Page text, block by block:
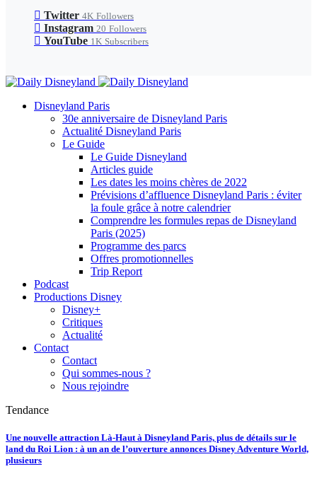
Twitter 4K Followers
Instagram 20 Followers
YouTube 1K Subscribers
Disneyland Paris
30e anniversaire de Disneyland Paris
Actualité Disneyland Paris
Le Guide
Le Guide Disneyland
Articles guide
Les dates les moins chères de 2022
Prévisions d’affluence Disneyland Paris : éviter
la foule grâce à notre calendrier
Comprendre les formules repas de Disneyland
Paris (2025)
Programme des parcs
Offres promotionnelles
Trip Report
Podcast
Productions Disney
Disney+
Critiques
Actualité
Contact
Contact
Qui sommes-nous ?
Nous rejoindre
Tendance
Une nouvelle attraction Là-Haut à Disneyland Paris, plus de détails sur le
land du Roi Lion : à un an de l’ouverture annonces Disney Adventure World,
plusieurs